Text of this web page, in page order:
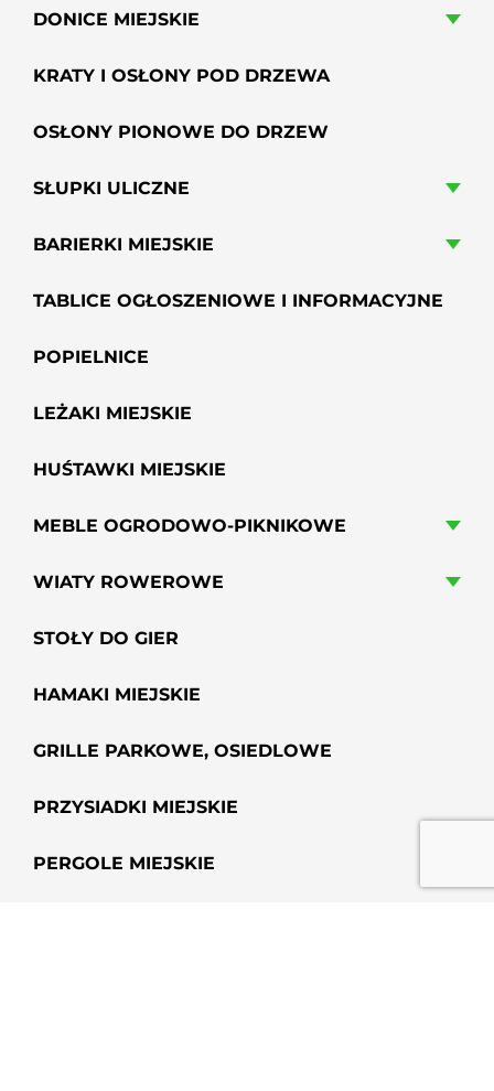
DONICE MIEJSKIE
KRATY I OSŁONY POD DRZEWA
OSŁONY PIONOWE DO DRZEW
SŁUPKI ULICZNE
BARIERKI MIEJSKIE
TABLICE OGŁOSZENIOWE I INFORMACYJNE
POPIELNICE
LEŻAKI MIEJSKIE
HUŚTAWKI MIEJSKIE
MEBLE OGRODOWO-PIKNIKOWE
WIATY ROWEROWE
STOŁY DO GIER
HAMAKI MIEJSKIE
GRILLE PARKOWE, OSIEDLOWE
PRZYSIADKI MIEJSKIE
PERGOLE MIEJSKIE